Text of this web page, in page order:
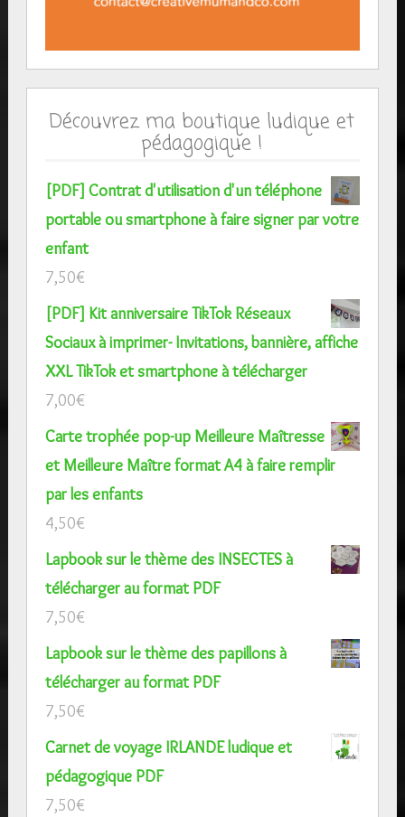
Découvrez ma boutique ludique et
pédagogique !
[PDF] Contrat d'utilisation d'un téléphone
portable ou smartphone à faire signer par votre
enfant
7,50€
[PDF] Kit anniversaire TikTok Réseaux
Sociaux à imprimer- Invitations, bannière, affiche
XXL TikTok et smartphone à télécharger
7,00€
Carte trophée pop-up Meilleure Maîtresse
et Meilleure Maître format A4 à faire remplir
par les enfants
4,50€
Lapbook sur le thème des INSECTES à
télécharger au format PDF
7,50€
Lapbook sur le thème des papillons à
télécharger au format PDF
7,50€
Carnet de voyage IRLANDE ludique et
pédagogique PDF
7,50€